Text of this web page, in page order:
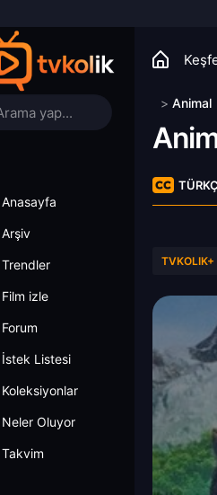
Anasayfa
Arşiv
Trendler
Film izle
Forum
İstek Listesi
Koleksiyonlar
Neler Oluyor
Takvim
> Animal
TVKOLIK+